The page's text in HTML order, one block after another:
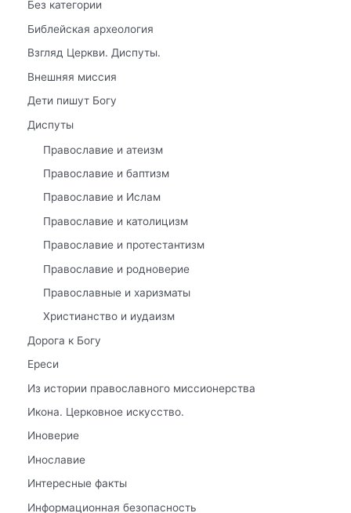
Без категории
Библейская археология
Взгляд Церкви. Диспуты.
Внешняя миссия
Дети пишут Богу
Диспуты
Православие и атеизм
Православие и баптизм
Православие и Ислам
Православие и католицизм
Православие и протестантизм
Православие и родноверие
Православные и харизматы
Христианство и иудаизм
Дорога к Богу
Ереси
Из истории православного миссионерства
Икона. Церковное искусство.
Иноверие
Инославие
Интересные факты
Информационная безопасность